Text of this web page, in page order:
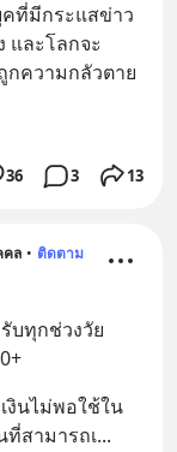
ที่มีกระแสข่าว
และโลกจะ
กความกลัวตาย
36 3 13
คล • ติดตาม
บทุกช่วงวัย
งินไม่พอใช้ใน
ที่สามารถเ